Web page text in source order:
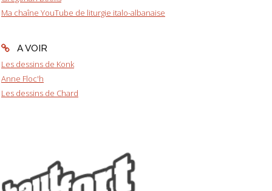
Ma chaîne YouTube de liturgie italo-albanaise
A VOIR
Les dessins de Konk
Anne Floc'h
Les dessins de Chard